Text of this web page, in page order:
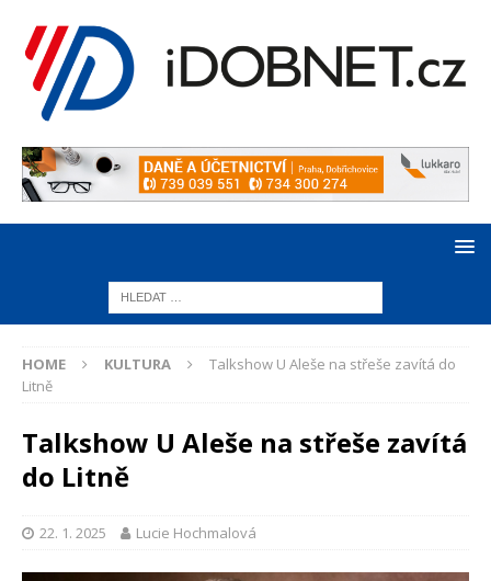
HOME KULTURA
Talkshow U Aleše na střeše zavítá do
Litně
Talkshow U Aleše na střeše zavítá
do Litně
22. 1. 2025 Lucie Hochmalová